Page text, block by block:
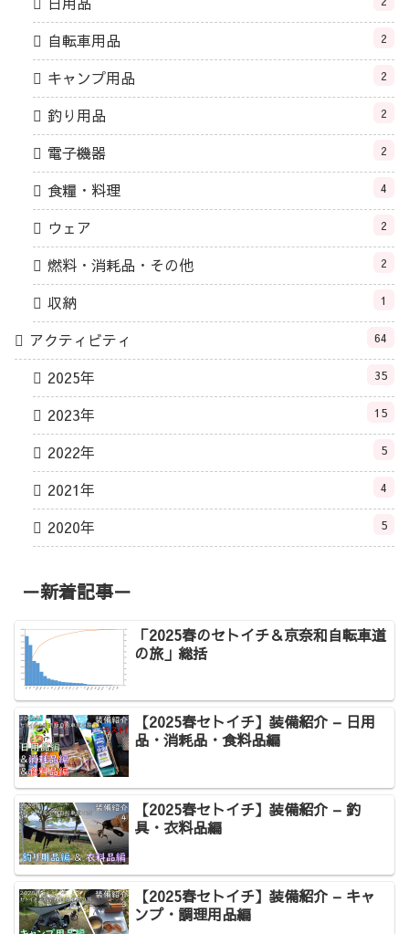
自転車用品 2
キャンプ用品 2
釣り用品 2
電子機器 2
食糧・料理 4
ウェア 2
燃料・消耗品・その他 2
収納 1
アクティビティ 64
2025年 35
2023年 15
2022年 5
2021年 4
2020年 5
－新着記事－
「2025春のセトイチ＆京奈和自転車道
の旅」総括
【2025春セトイチ】装備紹介 – 日用
品・消耗品・食料品編
【2025春セトイチ】装備紹介 – 釣
具・衣料品編
【2025春セトイチ】装備紹介 – キャ
ンプ・調理用品編